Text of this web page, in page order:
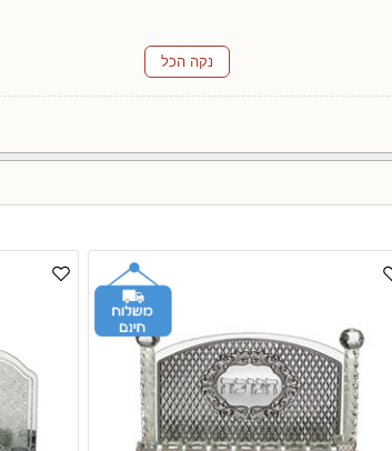
נקה הכל